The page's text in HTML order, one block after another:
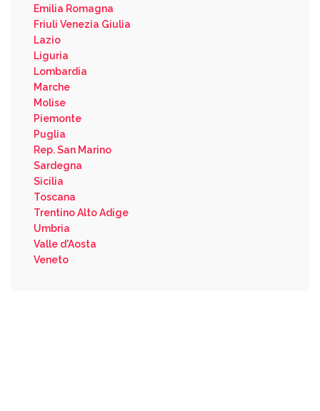
Emilia Romagna
Friuli Venezia Giulia
Lazio
Liguria
Lombardia
Marche
Molise
Piemonte
Puglia
Rep. San Marino
Sardegna
Sicilia
Toscana
Trentino Alto Adige
Umbria
Valle d'Aosta
Veneto